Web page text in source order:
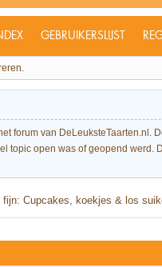
GEBRUIKERSLIJST
forum van
topic open was of geopend
fijn: Cupcakes, koekjes & los